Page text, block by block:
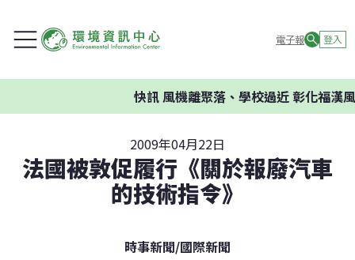
電子報 登入
快訊風機離聚落、學校過近 彰化福漢
2009年04月22日
法國被敦促履行《關於報廢汽車
的技術指令》
時事新聞/國際新聞